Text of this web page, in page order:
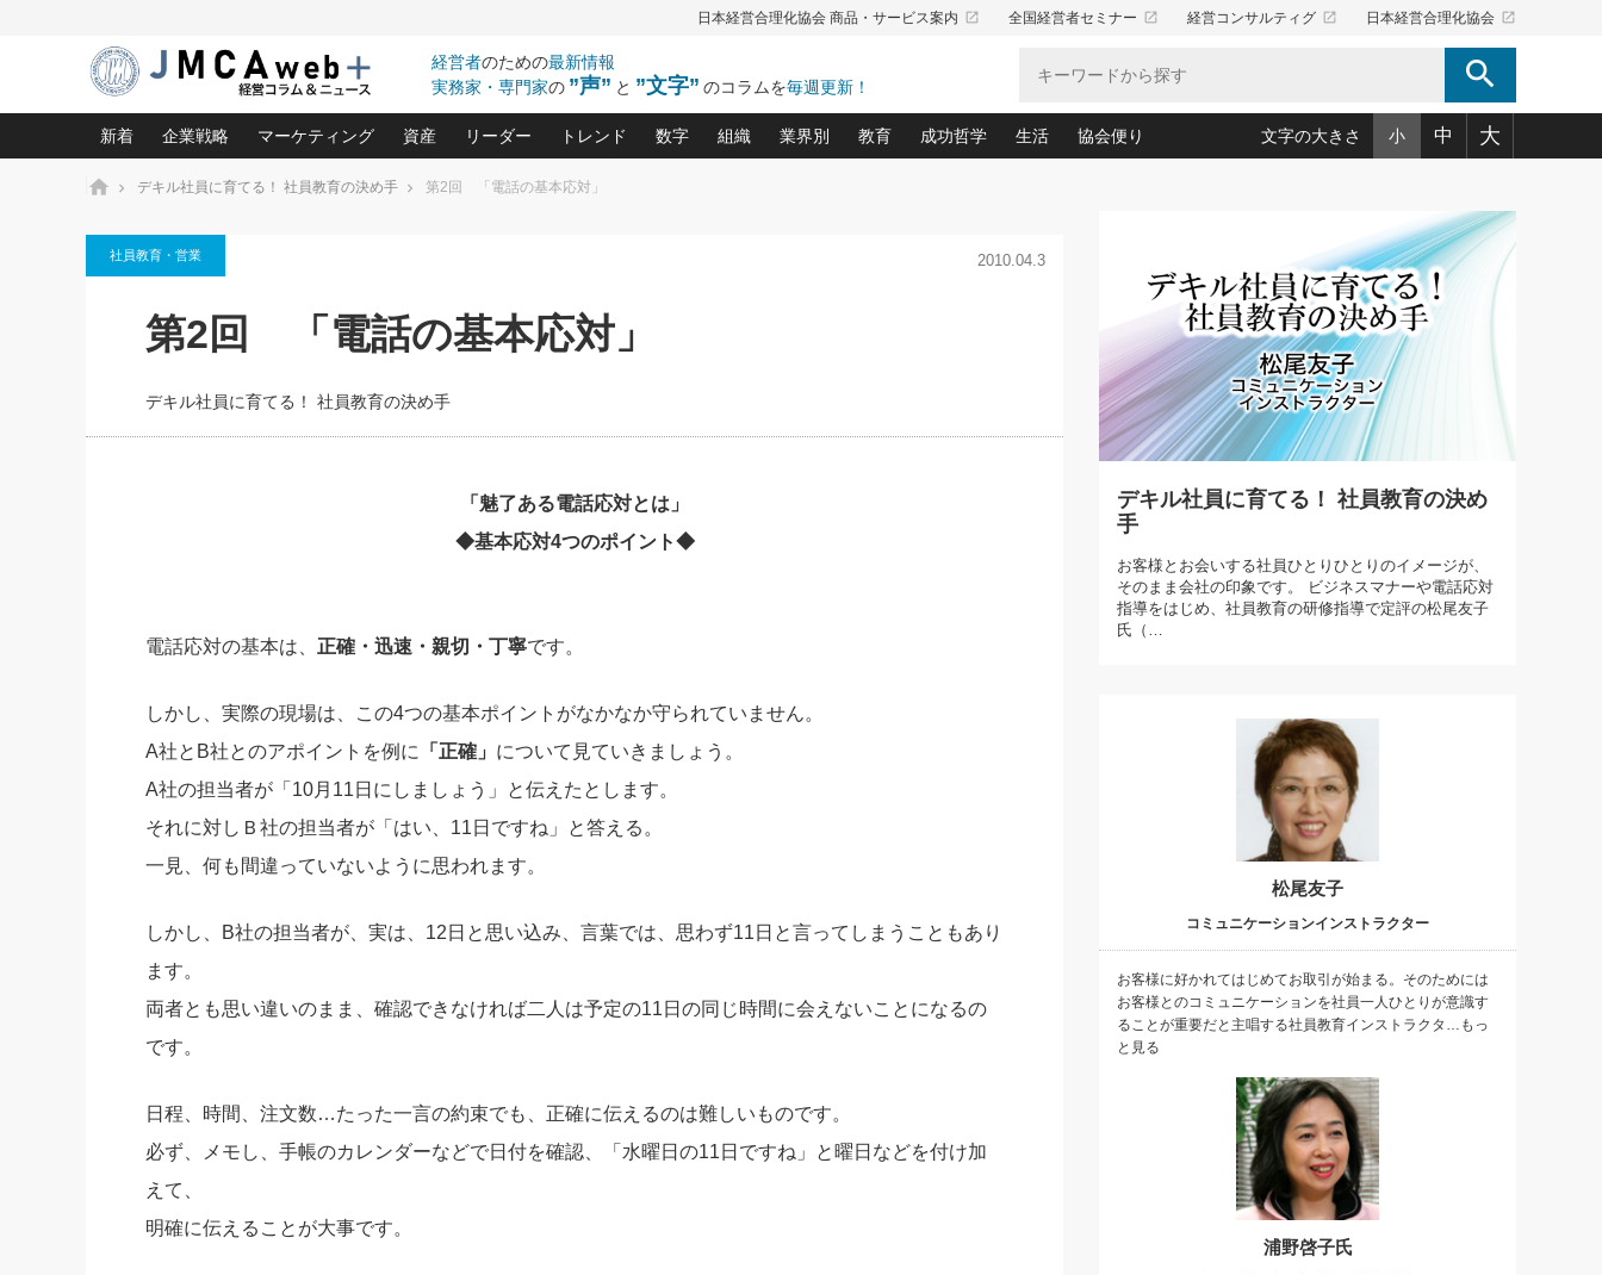
日本経営合理化協会 商品・サービス案内 launch 全国経営者セミナー launch 経営コンサルティグ launch 日本経営合理化協会 launch
経営者のための最新情報
実務家・専門家の ”声” と ”文字” のコラムを毎週更新！ search
新着
がよいのでしょうか！
2026.08.7
FOOD & LIFE COMPANIES
日号）
第86回 「言葉狩り」
もっとみる
企業戦略
中小企業の「１位づくり」戦略(96)
利益を最大化する「業務改善」横田尚哉氏(5)
強い会社を築く ビジネス・クリニック(240)
日本レーザー「人を大切にしながら利益を上げる経営」の極意
武器としてのM&A入門(3)
マーケティング
ロングセラーの玉手箱(9)
は(5)
最高の自分を表現する 成功イメージ戦略(77)
資産
中国経済の最新動向(204)
事業承継の前に、決めておきたい、知っておきたい、やってお
会社と社長のための資産管理講座(95)
リーダー
ピョートル・F・グジバチの『経営戦略の新常識』(12)
次もあなたにお願いしたいと思われる「一流の仕事術」(28)
社長の口ぐせ経営哲学(100)
トレンド
北村森の「今月のヒット商品」(109)
数字
賢い社長の「経理財務の見どころ・勘どころ・ツッコミどこ
ろ」(149)
組織
顧客・社員・社会から支持される「ウェルビーイング経営入
業界別 教育
あなただからお願いしたいと思われる 気配りの達人(127)
クレーム対応の新知識と新常識(57)
デキル社員に育てる！ 社員教育の決め手(203)
東川鷹年の「中小企業の人育て」(38)
成功哲学
令和時代の「社長の人間力の磨き方」(86)
先人の名句名言の教え 東洋思想に学ぶ経営学(132)
渡部昇一の「日本の指導者たち」(32)
経営に活かす“十八史略”(30)
生活
おのころ心平の ──社長のための「か・ら・だマネジメント」
(50)
デジタルＡＶを味方に！新・仕事術(180)
リーダー脳の鍛え方(32)
ワインを楽しむ基礎レッスン(12)
必読！社長が読むべき今月の4冊(88)
眼と耳で楽しむ読書術(162)
社長の「氣」(30)
米国スポーツ・ビジネスに学ぶ心理学(98)
高橋一喜の『これぞ！"本物の温泉"』(157)
協会便り
ビジネス見聞録 経営ニュース(100)
作間信司の経営無形庵(けいえいむぎょうあん)(166)
経営セミナー情報局(1)
繁栄への着眼点 牟田太陽(76)
講話を聞いて学ぼう 実学・耳学・磨く「ミミガク」のすすめ
(7)
文字の大きさ 小 中 大
ホーム デキル社員に育てる！ 社員教育の決め手 第2回 「電話の基本応対」
社員教育・営業 2010.04.3
第2回 「電話の基本応対」
デキル社員に育てる！ 社員教育の決め手
「魅了ある電話応対とは」
◆基本応対4つのポイント◆
電話応対の基本は、 正確・迅速・親切・丁寧です。
しかし、実際の現場は、この4つの基本ポイントがなかなか守られていません。
A社とB社とのアポイントを例に
「正確」 について見ていきましょう。
A社の担当者が「10月11日にしましょう」と伝えたとします。
それに対しＢ社の担当者が「はい、11日ですね」と答える。
一見、何も間違っていないように思われます。
しかし、B社の担当者が、実は、12日と思い込み、言葉では、思わず11日と言ってしまうこともあり
ます。
両者とも思い違いのまま、確認できなければ二人は予定の11日の同じ時間に会えないことになるの
です。
日程、時間、注文数…たった一言の約束でも、正確に伝えるのは難しいものです。
必ず、メモし、手帳のカレンダーなどで日付を確認、「水曜日の11日ですね」と曜日などを付け加
えて、
明確に伝えることが大事です。
デキル社員に育てる！ 社員教育の決め
手
お客様とお会いする社員ひとりひとりのイメージが、
そのまま会社の印象です。 ビジネスマナーや電話応対
指導をはじめ、社員教育の研修指導で定評の松尾友子
氏（…
松尾友子
コミュニケーションインストラクター
お客様に好かれてはじめてお取引が始まる。そのためには
お客様とのコミュニケーションを社員一人ひとりが意識す
ることが重要だと主唱する社員教育インストラクタ…もっ
と見る
浦野啓子氏